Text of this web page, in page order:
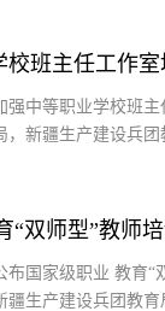
校班主任工作
强中等职业学校班
，新疆生产建设兵
“双师型”教师
布国家级职业 教育
疆生产建设兵团教